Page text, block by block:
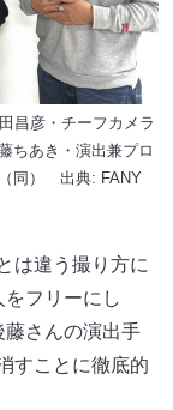
昌彦・チーフカメラ
ちあき・演出兼プロ
（同） 出典: FANY
は違う撮り方に
フリーにし
藤さんの演出手
すことに徹底的